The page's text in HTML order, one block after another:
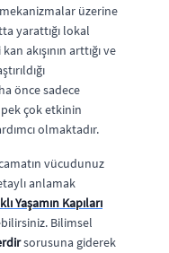
üzerine
yarattığı lokal
akışının arttığı ve
önce sadece
çok etkinin
olmaktadır.
vücudunuz
anlamak
Yaşamın Kapıları
Bilimsel
sorusuna giderek